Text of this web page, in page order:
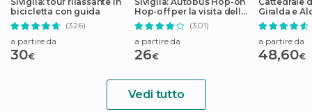
bicicletta con guida
(326)
a partire da
30€
Hop-off per la visita della
città
(301)
a partire da
26€
Giralda e
guidato
a partire da
48,60€
Vedi tutto